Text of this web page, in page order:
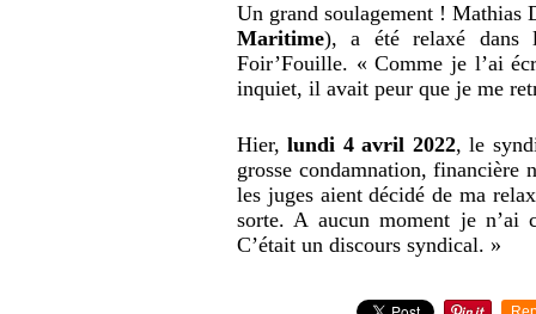
Un grand soulagement !
Maritime), a été relaxé dans
Foir’Fouille. « Comme je l’ai
inquiet, il avait peur que je me
Hier,lundi 4 avril 2022, le
grosse condamnation,
les juges aient décidé de ma
sorte. A aucun moment je
C’était un discours syndical. »